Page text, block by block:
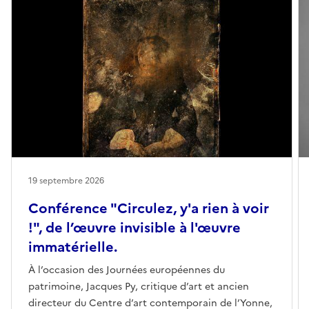
Conférence "Circulez, y'a rien à voir
!", de l’œuvre invisible à l'œuvre
immatérielle.
À l’occasion des Journées européennes du
patrimoine, Jacques Py, critique d’art et ancien
directeur du Centre d’art contemporain de l’Yonne,
19 septembre 2026